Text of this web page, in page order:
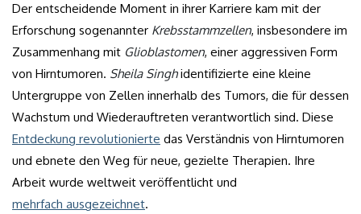
Der entscheidende Moment in ihrer Karriere kam mit der
Erforschung sogenannter Krebsstammzellen, insbesondere im
Zusammenhang mit Glioblastomen, einer aggressiven Form
von Hirntumoren. Sheila Singhidentifizierte eine kleine
Untergruppe von Zellen innerhalb des Tumors, die für dessen
Wachstum und Wiederauftreten verantwortlich sind. Diese
Entdeckung revolutionierte das Verständnis von Hirntumoren
und ebnete den Weg für neue, gezielte Therapien. Ihre
Arbeit wurde weltweit veröffentlicht und
mehrfach ausgezeichnet.